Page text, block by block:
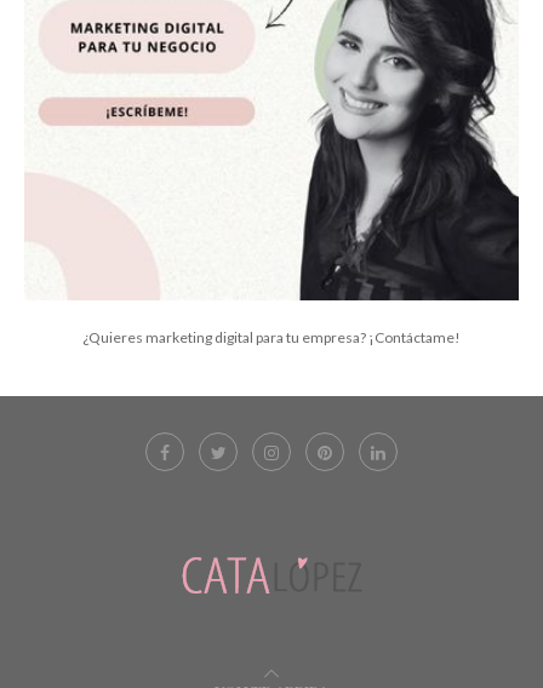
¿Quieres marketing digital para tu empresa? ¡Contáctame!